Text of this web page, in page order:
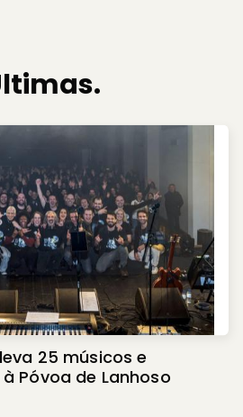
25 músicos e
Póvoa de Lanhoso